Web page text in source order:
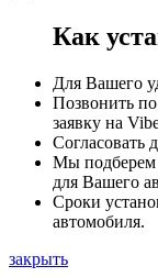
Как
Для Вашего
Позвонить
заявку на
Согласовать
Мы подберем
для Вашего
Сроки
автомобиля.
закрыть